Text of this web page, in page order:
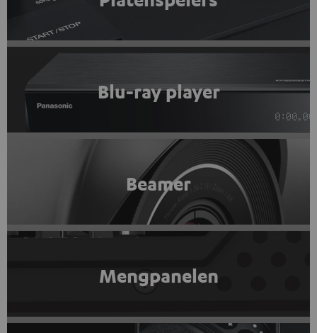
Blu-ray player
Beamer
Mengpanelen